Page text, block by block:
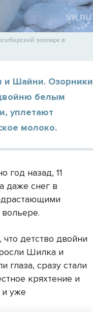
зоопарк в
и Шайни. Озорники
белым
уплетают
молоко.
год назад, 11
даже снег в
детство двойни
росли Шилка и
глаза, сразу стали
кряхтение и
уже